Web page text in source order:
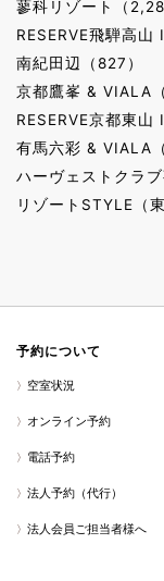
蓼科リゾート（
RESERVE飛騨高山
南紀田辺（827）
京都鷹峯 & VIALA
RESERVE京都東山
有馬六彩 & VIALA
ハーヴェストクラブ
リゾートSTYLE（
予約について
空室状況
オンライン予約
電話予約
法人予約（代行）
法人会員ご担当者様へ